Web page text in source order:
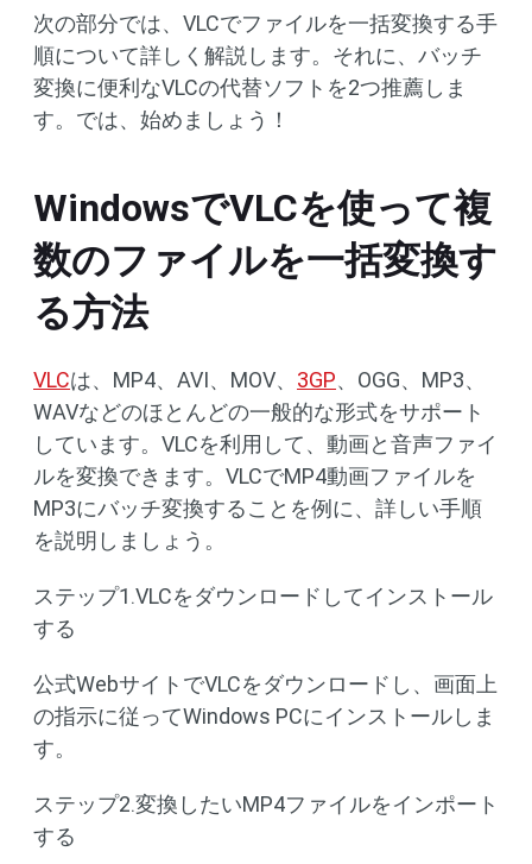
次の部分では、VLCでファイルを一括変換する手
順について詳しく解説します。それに、バッチ
変換に便利なVLCの代替ソフトを2つ推薦しま
す。では、始めましょう！
WindowsでVLCを使って複
数のファイルを一括変換す
る方法
VLCは、MP4、AVI、MOV、 3GP、OGG、MP3、
WAVなどのほとんどの一般的な形式をサポート
しています。VLCを利用して、動画と音声ファイ
ルを変換できます。VLCでMP4動画ファイルを
MP3にバッチ変換することを例に、詳しい手順
を説明しましょう。
ステップ1.VLCをダウンロードしてインストール
する
公式WebサイトでVLCをダウンロードし、画面上
の指示に従ってWindows PCにインストールしま
す。
ステップ2.変換したいMP4ファイルをインポート
する